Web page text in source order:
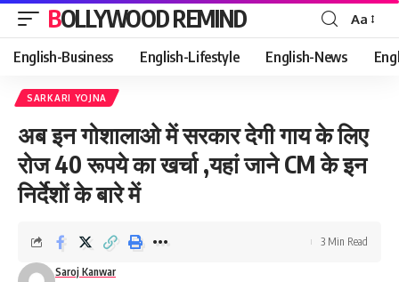
BOLLYWOOD REMIND
Font
Resizer
Aa
English-Business English-Lifestyle English-News
SARKARI YOJNA
अब इन गोशालाओ में सरकार देगी गाय के लिए
रोज 40 रूपये का खर्चा ,यहां जाने CM के इन
निर्देशों के बारे में
Saroj Kanwar
3 Min Read